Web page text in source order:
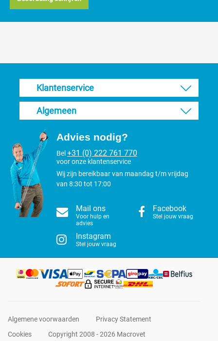
Klantenservice
Algemeen
Advies nodig?
Bel +31 (0) 222 761 770
voor onze klantenservice
Wij zijn bereikbaar van maandag t/m vrijdag
van 8:30 tot 17:00
Mail ons
Voor hulp en
advies
Facebook
Stel jouw vraag
Instagram
Stel jouw vraag
Algemene voorwaarden
Privacy Statement
Cookies
Copyright 2008 - 2026 Macrovet